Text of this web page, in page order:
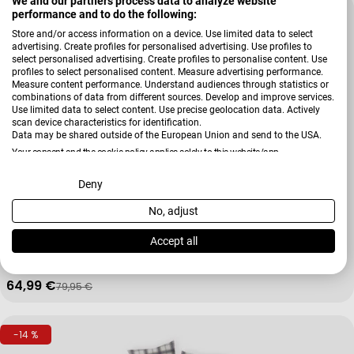
performance and to do the following:
Store and/or access information on a device. Use limited data to select
advertising. Create profiles for personalised advertising. Use profiles to
select personalised advertising. Create profiles to personalise content. Use
profiles to select personalised content. Measure advertising performance.
Measure content performance. Understand audiences through statistics or
combinations of data from different sources. Develop and improve services.
Use limited data to select content. Use precise geolocation data. Actively
scan device characteristics for identification.
Data may be shared outside of the European Union and send to the USA.
Your consent and the cookie policy applies solely to this website/app.
View Partner List (2 IAB Vendors)
We use your data for the following purposes:
IAB processing purposes:
Use limited data to select advertising
Deny
No, adjust
Accept all
-18 %
Garnitur moments
Verkaufspreis
64,99 €
Regulärer Preis
79,95 €
-14 %